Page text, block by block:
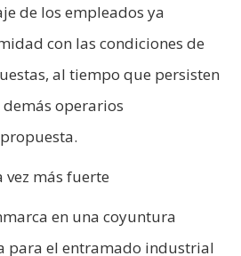
de los empleados ya
con las condiciones de
al tiempo que persisten
operarios
vez más fuerte
en una coyuntura
para el entramado industrial